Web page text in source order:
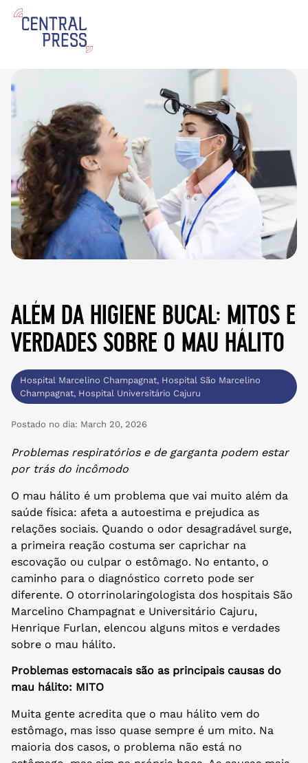
além da higiene bucal: mitos e
verdades sobre o mau hálito
Hospital Marcelino Champagnat, Hospital São Marcelino
Champagnat, Hospital Universitário Cajuru
Postado no dia: March 20, 2026
Problemas respiratórios e de garganta podem estar
por trás do incômodo
O mau hálito é um problema que vai muito além da
saúde física: afeta a autoestima e prejudica as
relações sociais. Quando o odor desagradável surge,
a primeira reação costuma ser caprichar na
escovação ou culpar o estômago. No entanto, o
caminho para o diagnóstico correto pode ser
diferente. O otorrinolaringologista dos hospitais São
Marcelino Champagnat e Universitário Cajuru,
Henrique Furlan, elencou alguns mitos e verdades
sobre o mau hálito.
Problemas estomacais são as principais causas do
mau hálito: MITO
Muita gente acredita que o mau hálito vem do
estômago, mas isso quase sempre é um mito. Na
maioria dos casos, o problema não está no